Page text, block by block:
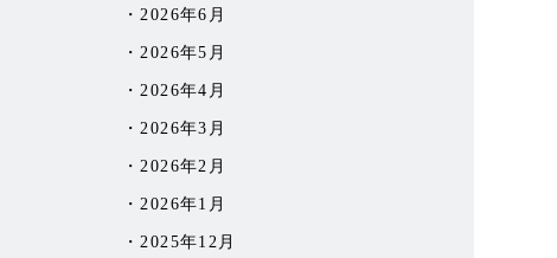
2026年6月
2026年5月
2026年4月
2026年3月
2026年2月
2026年1月
2025年12月